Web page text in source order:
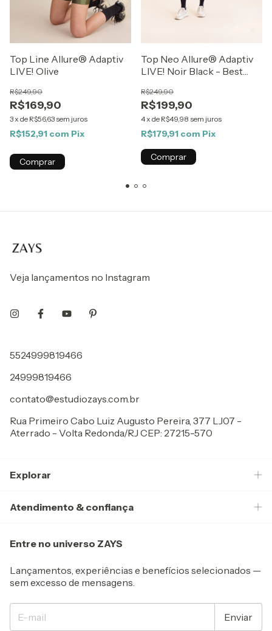
Top Line Allure® Adaptiv
LIVE! Olive
R$169,90
R$249,90
3x de R$56,63 sem juros
R$152,91 com Pix
Comprar
Top Neo Allure® Adaptiv
LIVE! Noir Black - Best
R$199,90
R$249,90
4x de R$49,98 sem juros
R$179,91 com Pix
Comprar
Veja lançamentos no Instagram
5524999819466
24999819466
contato@estudiozays.com.br
Rua Primeiro Cabo Luiz Augusto Pereira, 377 LJ07 -
Aterrado - Volta Redonda/RJ CEP: 27215-570
Explorar
Atendimento & confiança
Entre no universo ZAYS
Lançamentos, experiências e benefícios selecionados —
sem excesso de mensagens.